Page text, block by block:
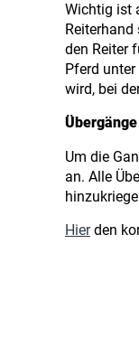
Wichtig ist
den Reiter
Pferd
wird, bei
Um die
an. Alle
Hierden